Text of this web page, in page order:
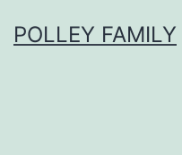
toPOLLEY FAMILY